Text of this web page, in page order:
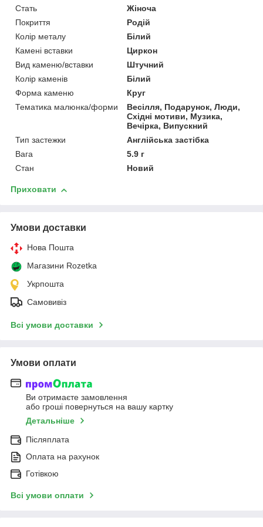
Стать
Жіноча
Покриття
Родій
Колір металу
Білий
Камені вставки
Циркон
Вид каменю/вставки
Штучний
Колір каменів
Білий
Форма каменю
Круг
Тематика малюнка/форми
Весілля, Подарунок, Люди,
Східні мотиви, Музика,
Вечірка, Випускний
Тип застежки
Англійська застібка
Вага
5.9 г
Стан
Новий
Приховати
Умови доставки
Нова Пошта
Магазини Rozetka
Укрпошта
Самовивіз
Всі умови доставки
Умови оплати
Ви отримаєте замовлення
або гроші повернуться на вашу картку
Детальніше
Післяплата
Оплата на рахунок
Готівкою
Всі умови оплати